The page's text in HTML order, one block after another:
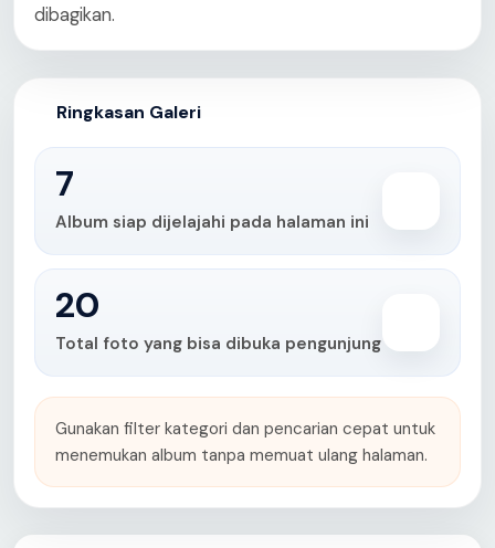
dibagikan.
Ringkasan Galeri
7
Album siap dijelajahi pada halaman ini
20
Total foto yang bisa dibuka pengunjung
Gunakan filter kategori dan pencarian cepat untuk
menemukan album tanpa memuat ulang halaman.